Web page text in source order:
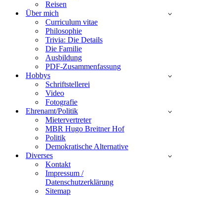
Reisen
Über mich
Curriculum vitae
Philosophie
Trivia: Die Details
Die Familie
Ausbildung
PDF-Zusammenfassung
Hobbys
Schriftstellerei
Video
Fotografie
Ehrenamt/Politik
Mietervertreter
MBR Hugo Breitner Hof
Politik
Demokratische Alternative
Diverses
Kontakt
Impressum /
Datenschutzerklärung
Sitemap